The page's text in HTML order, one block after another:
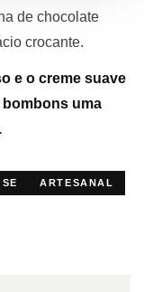
de chocolate
crocante.
e o creme suave
uma
ARTESANAL